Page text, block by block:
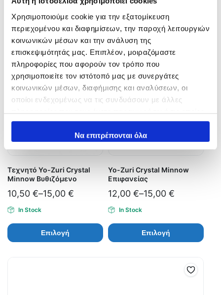
Χρησιμοποιούμε cookie για την εξατομίκευση
περιεχομένου και διαφημίσεων, την παροχή λειτουργιών
κοινωνικών μέσων και την ανάλυση της
επισκεψιμότητάς μας. Επιπλέον, μοιραζόμαστε
πληροφορίες που αφορούν τον τρόπο που
χρησιμοποιείτε τον ιστότοπό μας με συνεργάτες
κοινωνικών μέσων, διαφήμισης και αναλύσεων, οι
οποίοι ενδεχομένως να τις συνδυάσουν με άλλες
πληροφορίες που τους έχετε παραχωρήσει ή τις οποίες
έχουν συλλέξει σε σχέση με την από μέρους σας χρήση
των υπηρεσιών τους.Να επιτρέπονται όλα
In Stock
Προσθήκη στο καλάθι
In Stock
Επιλογή
Τεχνητό Yo-Zuri Crystal
Minnow Βυθιζόμενο
10,50 €–15,00 €
In Stock
Επιλογή
Yo-Zuri Crystal Minnow
Επιφανείας
12,00 €–15,00 €
In Stock
Επιλογή